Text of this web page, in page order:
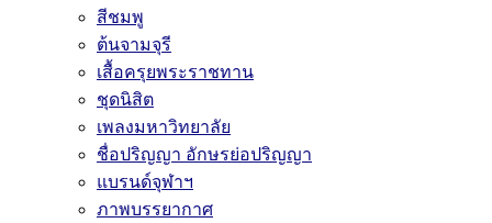
สีชมพู
ต้นจามจุรี
เสื้อครุยพระราชทาน
ชุดนิสิต
เพลงมหาวิทยาลัย
ชื่อปริญญา อักษรย่อปริญญา
แบรนด์จุฬาฯ
ภาพบรรยากาศ